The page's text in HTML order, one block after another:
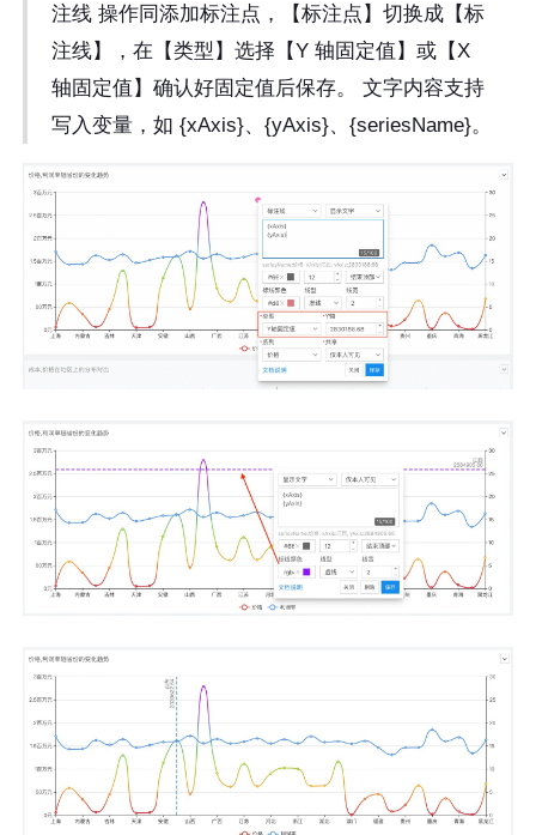
注线 操作同添加标注点，【标注点】切换成【标
注线】，在【类型】选择【Y 轴固定值】或【X
轴固定值】确认好固定值后保存。 文字内容支持
写入变量，如 {xAxis}、{yAxis}、{seriesName}。